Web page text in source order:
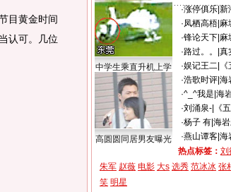
目黄金时间
认可。几位
中学生乘直升机上学
高圆圆同居男友曝光
·涨停俱乐| 新
·凤栖高梧| 麻
·锋论天下| 麻
·路过。。
真
·娱记王二|
·浩歌时评| 海
·^_^我是 海
·刘涌泉-|
《
·杨子 有| 海
·燕山谭客| 海
热点标签： 刘
朱军 赵薇 电影 大s 选秀 范冰冰 张
笑 明星